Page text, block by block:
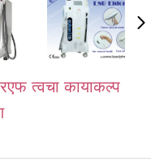
त्वचा कायाकल्प